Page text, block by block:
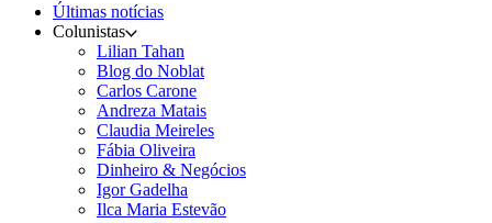
Últimas notícias
Colunistas
Lilian Tahan
Blog do Noblat
Carlos Carone
Andreza Matais
Claudia Meireles
Fábia Oliveira
Dinheiro & Negócios
Igor Gadelha
Ilca Maria Estevão